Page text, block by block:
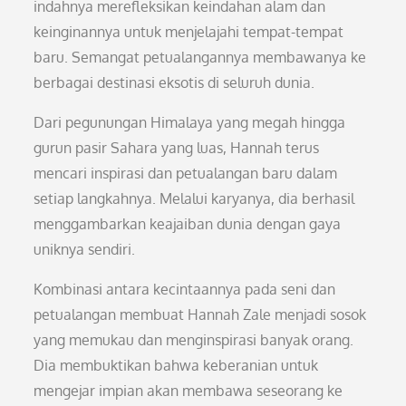
indahnya merefleksikan keindahan alam dan
keinginannya untuk menjelajahi tempat-tempat
baru. Semangat petualangannya membawanya ke
berbagai destinasi eksotis di seluruh dunia.
Dari pegunungan Himalaya yang megah hingga
gurun pasir Sahara yang luas, Hannah terus
mencari inspirasi dan petualangan baru dalam
setiap langkahnya. Melalui karyanya, dia berhasil
menggambarkan keajaiban dunia dengan gaya
uniknya sendiri.
Kombinasi antara kecintaannya pada seni dan
petualangan membuat Hannah Zale menjadi sosok
yang memukau dan menginspirasi banyak orang.
Dia membuktikan bahwa keberanian untuk
mengejar impian akan membawa seseorang ke